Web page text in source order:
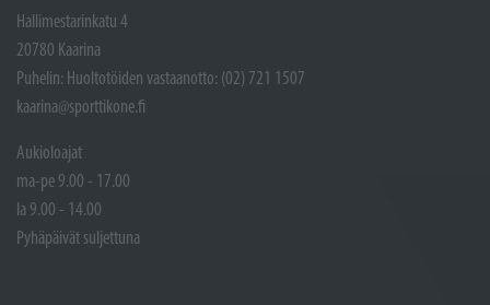
Hallimestarinkatu 4
20780 Kaarina
Puhelin: Huoltotöiden vastaanotto: (02) 721 1507
kaarina@sporttikone.fi
Aukioloajat
ma-pe 9.00 - 17.00
la 9.00 - 14.00
Pyhäpäivät suljettuna